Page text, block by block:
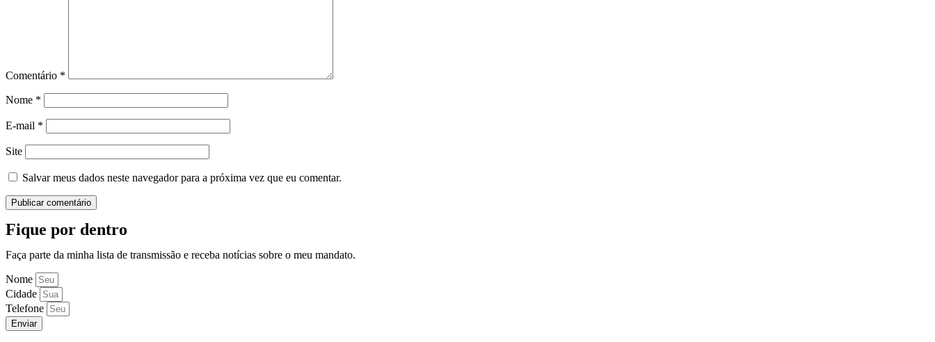
Comentário *
Nome *
E-mail *
Site
Salvar meus dados neste navegador para a próxima vez que eu comentar.
Fique por dentro
Faça parte da minha lista de transmissão e receba notícias sobre o meu mandato.
Nome
Cidade
Telefone
Enviar